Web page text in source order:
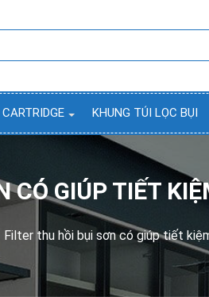
KHUNG TÚI LỌC BỤI
CÓ GIÚP TIẾT
Filter thu hồi bụi sơn có giúp tiết